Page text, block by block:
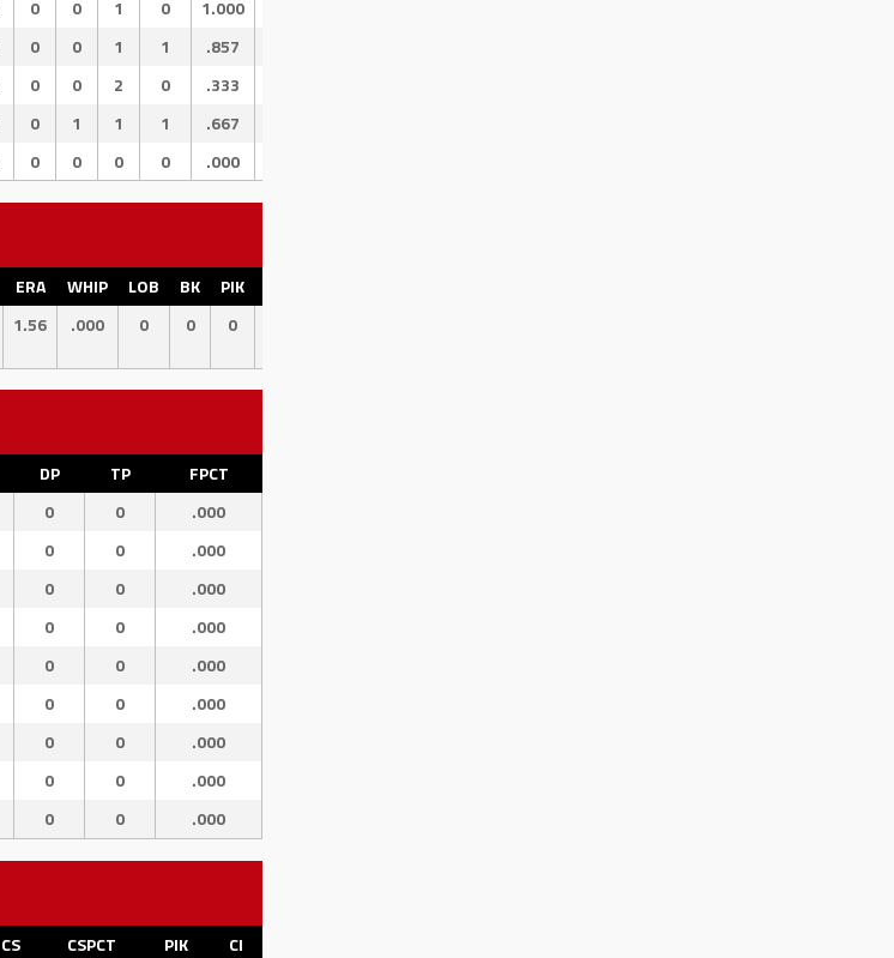
0 0 1 0 1.000
0 0 1 1 .857
0 0 2 0 .333
0 1 1 1 .667
0 0 0 0 .000
ERA WHIP LOB BK PIK
1.56 .000 0 0 0
DP TP FPCT
0 0 .000
0 0 .000
0 0 .000
0 0 .000
0 0 .000
0 0 .000
0 0 .000
0 0 .000
0 0 .000
CS CSPCT PIK CI